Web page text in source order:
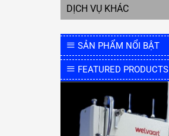
DỊCH VỤ KHÁC
SẢN PHẨM NỔI BẬT
FEATURED PRODUCTS